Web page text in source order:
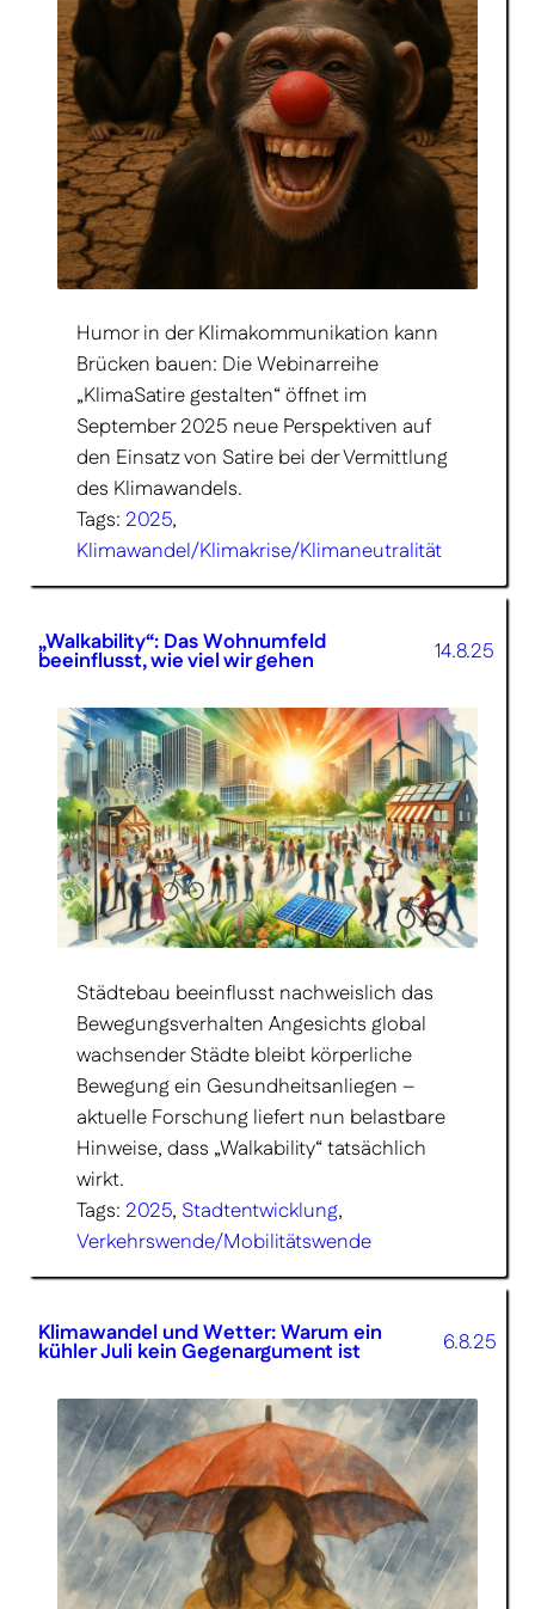
Humor in der Klimakommunikation kann
Brücken bauen: Die Webinarreihe
„KlimaSatire gestalten“ öffnet im
September 2025 neue Perspektiven auf
den Einsatz von Satire bei der Vermittlung
des Klimawandels.
Tags: 2025
Klimawandel/Klimakrise/Klimaneutralität
„Walkability“: Das Wohnumfeld
beeinflusst, wie viel wir gehen 14.8.25
Städtebau beeinflusst nachweis­lich das
Bewegungs­verhalten Angesichts global
wachsender Städte bleibt körperliche
Bewegung ein Gesundheits­anliegen –
aktuelle Forschung liefert nun belastbare
Hinweise, dass „Walkability“ tatsächlich
wirkt.
Tags: 2025, Stadtentwicklung
Verkehrswende/Mobilitätswende
Klimawandel und Wetter: Warum ein
kühler Juli kein Gegenargument ist 6.8.25